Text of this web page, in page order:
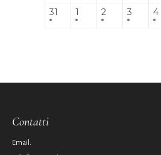
31 1 2 3 4
Contatti
Email: